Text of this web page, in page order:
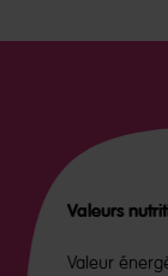
Valeurs
Valeur